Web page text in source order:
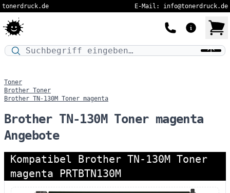
tonerdruck.de E-Mail: info@tonerdruck.de
Druckermodell oder Produktnamen eingeben…
Toner
Brother Toner
Brother TN-130M Toner magenta
Brother TN-130M Toner magenta
Angebote
Kompatibel Brother TN-130M Toner
magenta PRTBTN130M